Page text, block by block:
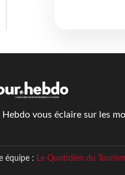
Hebdo vous éclaire sur les
équipe : Le Quotidien du